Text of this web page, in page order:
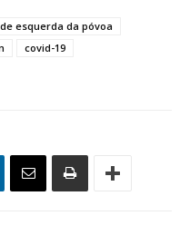
esquerda da póvoa
covid-19